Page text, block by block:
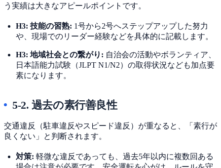
う実績は大きなアピールポイントです。
H3: 技能の習熟: 1号から2号へステップアップした努力
や、現場でのリーダー経験などを具体的に記載します。
H3: 地域社会との繋がり: 自治会の活動やボランティア、
日本語能力試験（JLPT N1/N2）の取得状況なども加点要
素になります。
5-2. 過去の素行善良性
交通違反（駐車違反やスピード違反）が重なると、「素行が
良くない」と判断されます。
対策: 軽微な違反であっても、過去5年以内に複数回ある